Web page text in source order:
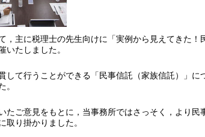
，主に税理士の先生向けに「実例から見えてきた！
いたしました。
して行うことができる「民事信託（家族信託）」に
。
たご意見をもとに，当事務所ではさっそく，より民
取り掛かりました。